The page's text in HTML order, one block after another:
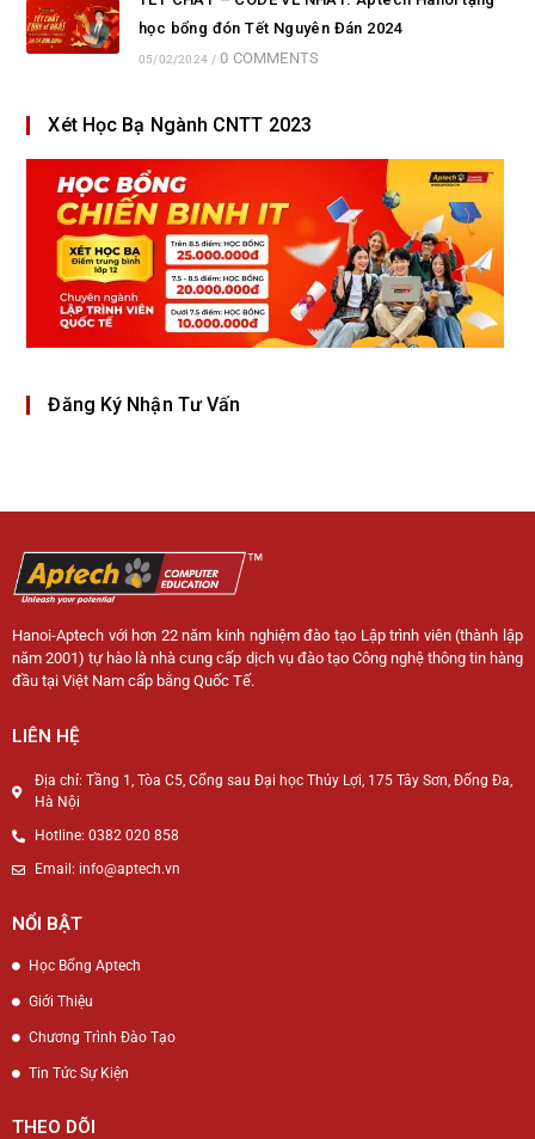
học bổng đón Tết Nguyên Đán 2024
05/02/2024 / 0 COMMENTS
Xét Học Bạ Ngành CNTT 2023
Đăng Ký Nhận Tư Vấn
Hanoi-Aptech với hơn 22 năm kinh nghiệm đào tạo Lập trình viên (thành lập
năm 2001) tự hào là nhà cung cấp dịch vụ đào tạo Công nghệ thông tin hàng
đầu tại Việt Nam cấp bằng Quốc Tế.
LIÊN HỆ
Địa chỉ: Tầng 1, Tòa C5, Cổng sau Đại học Thủy Lợi, 175 Tây Sơn, Đống Đa,
Hà Nội
Hotline: 0382 020 858
Email: info@aptech.vn
NỔI BẬT
Học Bổng Aptech
Giới Thiệu
Chương Trình Đào Tạo
Tin Tức Sự Kiện
THEO DÕI